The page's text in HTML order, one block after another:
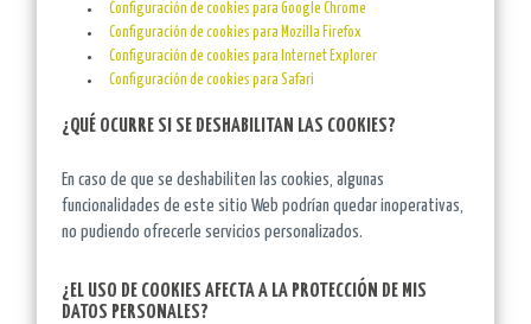
Configuración de cookies para Google Chrome
Configuración de cookies para Mozilla Firefox
Configuración de cookies para Internet Explorer
Configuración de cookies para Safari
¿QUÉ OCURRE SI SE DESHABILITAN LAS COOKIES?
En caso de que se deshabiliten las cookies, algunas
funcionalidades de este sitio Web podrían quedar inoperativas,
no pudiendo ofrecerle servicios personalizados.
¿EL USO DE COOKIES AFECTA A LA PROTECCIÓN DE MIS
DATOS PERSONALES?